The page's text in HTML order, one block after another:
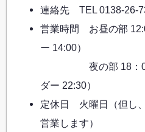
連絡先 TEL 0138-26-
営業時間 お昼の部
ー 14:00）
夜の部 18：00～
ダー 22:30）
定休日 火曜日（但し
営業します）